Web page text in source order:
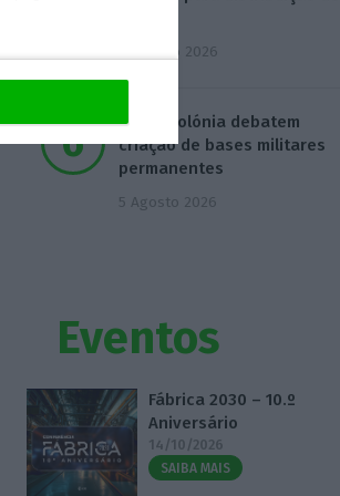
4 Agosto 2026
EUA e Polónia debatem
criação de bases militares
permanentes
5 Agosto 2026
Eventos
Fábrica 2030 – 10.º
Aniversário
14/10/2026
SAIBA MAIS